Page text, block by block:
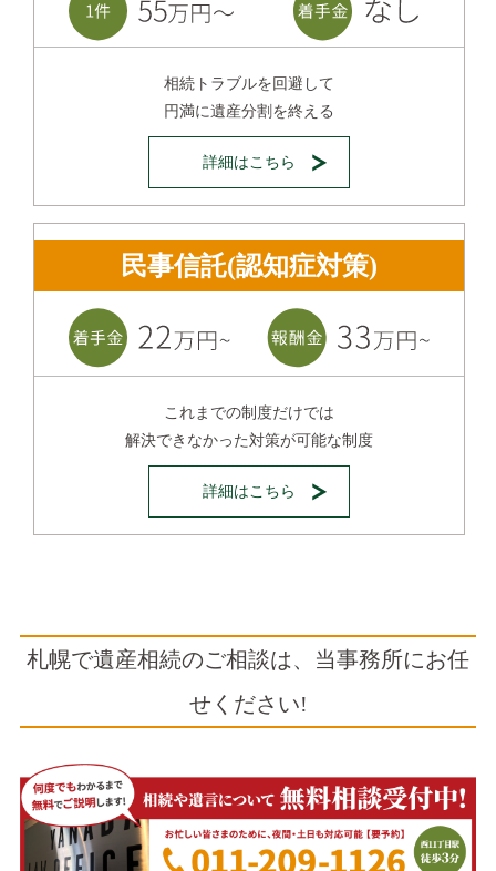
相続トラブルを回避して
円満に遺産分割を終える
詳細はこちら
民事信託(認知症対策)
これまでの制度だけでは
解決できなかった対策が可能な制度
詳細はこちら
札幌で遺産相続のご相談は、当事務所にお任
せください!